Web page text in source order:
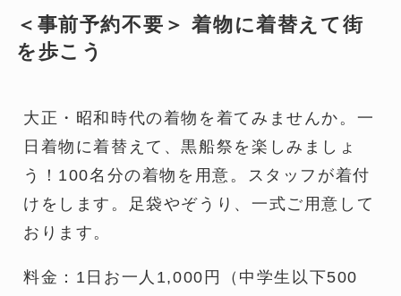
＜事前予約不要＞着物に着替えて街
を歩こう
大正・昭和時代の着物を着てみませんか。一
日着物に着替えて、黒船祭を楽しみましょ
う！100名分の着物を用意。スタッフが着付
けをします。足袋やぞうり、一式ご用意して
おります。
料金：1日お一人1,000円（中学生以下500